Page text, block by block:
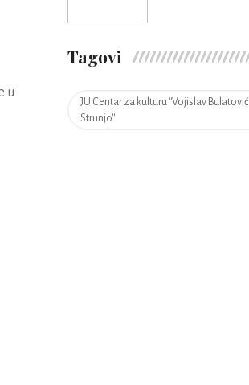
u
Tagovi
JU Centar za kulturu ''Vojislav Bulatović
Strunjo''